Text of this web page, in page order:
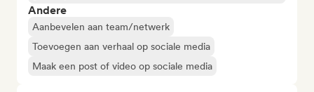
Andere
Aanbevelen aan team/netwerk
Toevoegen aan verhaal op sociale media
Maak een post of video op sociale media